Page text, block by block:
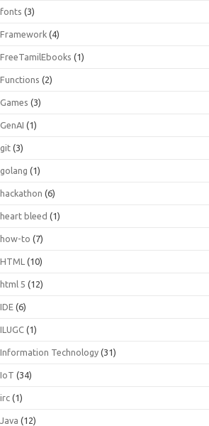
fonts (3)
Framework (4)
FreeTamilEbooks (1)
Functions (2)
Games (3)
GenAI (1)
git (3)
golang (1)
hackathon (6)
heart bleed (1)
how-to (7)
HTML (10)
html 5 (12)
IDE (6)
ILUGC (1)
Information Technology (31)
IoT (34)
irc (1)
Java (12)